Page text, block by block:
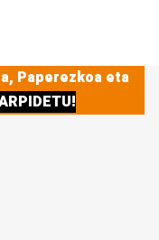
Paperezkoa eta